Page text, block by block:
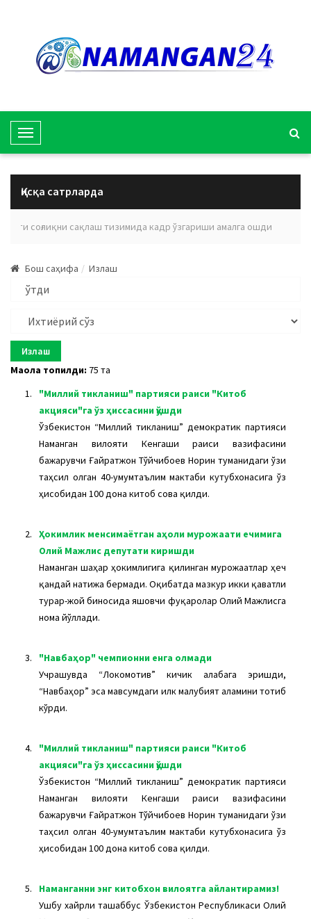
T
o
g
v
i
a
i
o
Қисқа сатрларда
соғлиқни сақлаш тизимида кадр ўзгариши амалга ошди
Бош саҳифа Излаш
Мақола топилди: 75 та
1.
"Миллий тикланиш" партияси раиси "Китоб
акцияси"га ўз ҳиссасини қўшди
Ўзбекистон “Миллий тикланиш” демократик партияси
Наманган вилояти Кенгаши раиси вазифасини
бажарувчи Ғайратжон Тўйчибоев Норин туманидаги ўзи
таҳсил олган 40-умумтаълим мактаби кутубхонасига ўз
ҳисобидан 100 дона китоб совға қилди.
2.
Ҳокимлик менсимаётган аҳоли мурожаати ечимига
Олий Мажлис депутати киришди
Наманган шаҳар ҳокимлигига қилинган мурожаатлар ҳеч
қандай натижа бермади. Оқибатда мазкур икки қаватли
турар-жой биносида яшовчи фуқаролар Олий Мажлисга
нома йўллади.
3.
"Навбаҳор" чемпионни енга олмади
Учрашувда “Локомотив” кичик ғалабага эришди,
“Навбаҳор” эса мавсумдаги илк мағлубият аламини тотиб
кўрди.
4.
"Миллий тикланиш" партияси раиси "Китоб
акцияси"га ўз ҳиссасини қўшди
Ўзбекистон “Миллий тикланиш” демократик партияси
Наманган вилояти Кенгаши раиси вазифасини
бажарувчи Ғайратжон Тўйчибоев Норин туманидаги ўзи
таҳсил олган 40-умумтаълим мактаби кутубхонасига ўз
ҳисобидан 100 дона китоб совға қилди.
5.
Наманганни энг китобхон вилоятга айлантирамиз!
Ушбу хайрли ташаббус Ўзбекистон Республикаси Олий